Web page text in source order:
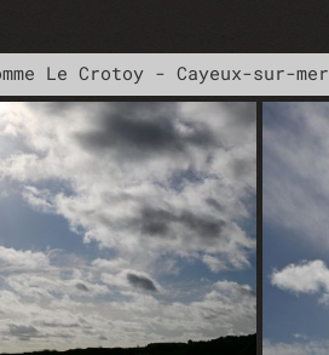
Le Crotoy - Cayeux-sur-mer